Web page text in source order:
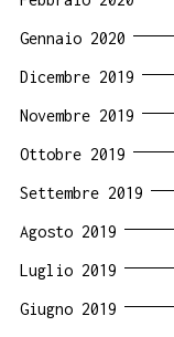
Gennaio 2020
Dicembre 2019
Novembre 2019
Ottobre 2019
Settembre 2019
Agosto 2019
Luglio 2019
Giugno 2019